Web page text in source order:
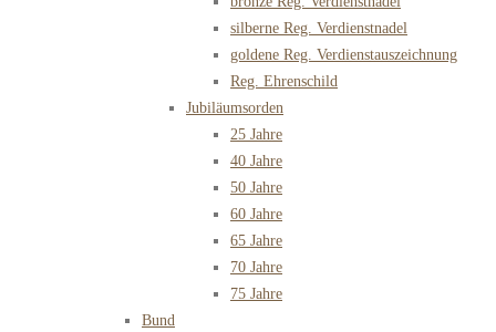
silberne Reg. Verdienstnadel
goldene Reg. Verdienstauszeichnung
Reg. Ehrenschild
Jubiläumsorden
25 Jahre
40 Jahre
50 Jahre
60 Jahre
65 Jahre
70 Jahre
75 Jahre
Bund